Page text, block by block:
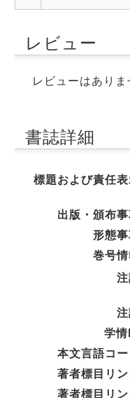
レビュー
レビューはありま
書誌詳細
標題および責任表
出版・頒布
形態
巻号情
学情
本文言語コー
著者標目リン
著者標目リン